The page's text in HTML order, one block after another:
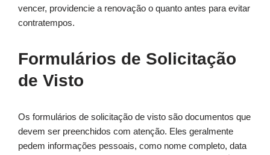
vencer, providencie a renovação o quanto antes para evitar
contratempos.
Formulários de Solicitação
de Visto
Os formulários de solicitação de visto são documentos que
devem ser preenchidos com atenção. Eles geralmente
pedem informações pessoais, como nome completo, data